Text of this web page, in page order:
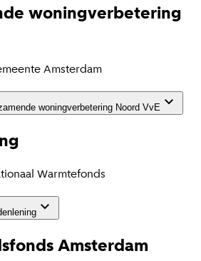
woningverbetering
Amsterdam
woningverbetering Noord VvE
Warmtefonds
Amsterdam